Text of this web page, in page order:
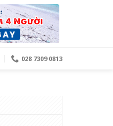
028 7309 0813